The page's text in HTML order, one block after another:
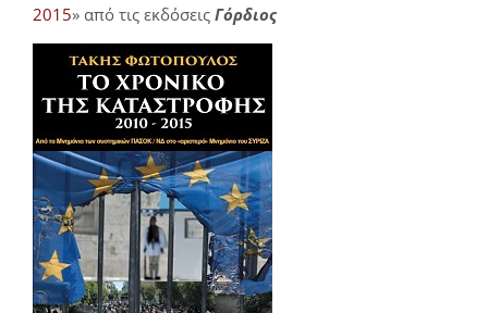
2015» από τις εκδόσεις Γόρδιος